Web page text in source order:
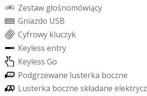
Zestaw głośnomówiący
Gniazdo USB
Cyfrowy kluczyk
Keyless entry
Keyless Go
Podgrzewane lusterka boczne
Lusterka boczne składane elektrycz